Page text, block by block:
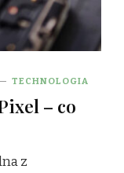
TECHNOLOGIA
– co
z